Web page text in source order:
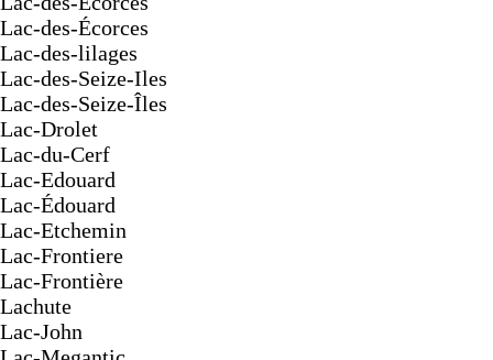
Lac-des-Écorces
Lac-des-lilages
Lac-des-Seize-Iles
Lac-des-Seize-Îles
Lac-Drolet
Lac-du-Cerf
Lac-Edouard
Lac-Édouard
Lac-Etchemin
Lac-Frontiere
Lac-Frontière
Lachute
Lac-John